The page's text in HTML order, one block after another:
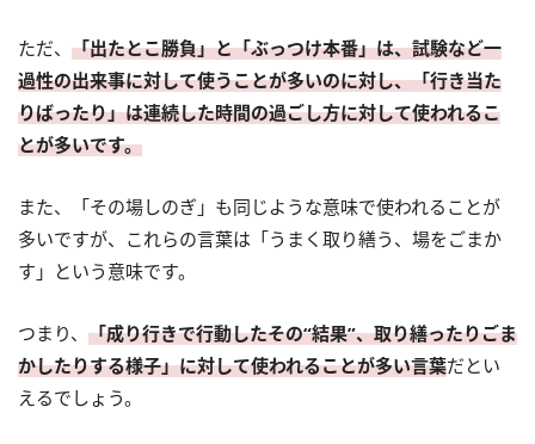
ただ、 「出たとこ勝負」と「ぶっつけ本番」は、試験など一
過性の出来事に対して使うことが多いのに対し、「行き当た
りばったり」は連続した時間の過ごし方に対して使われるこ
とが多いです。
また、「その場しのぎ」も同じような意味で使われることが
多いですが、これらの言葉は「うまく取り繕う、場をごまか
す」という意味です。
つまり、 「成り行きで行動したその“結果”、取り繕ったりごま
かしたりする様子」に対して使われることが多い言葉だとい
えるでしょう。